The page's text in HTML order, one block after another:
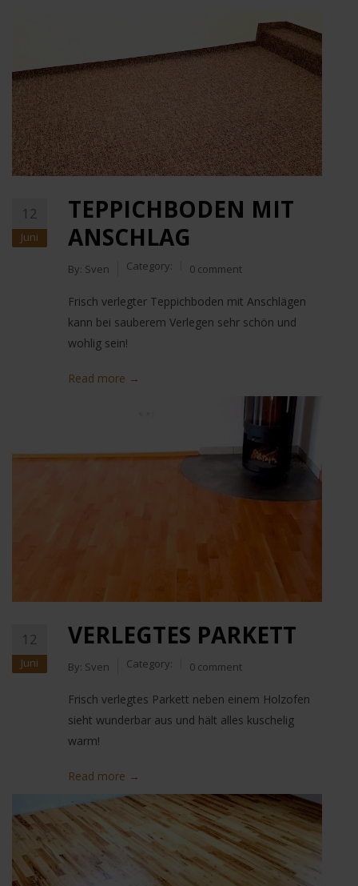
12
Juni
TEPPICHBODEN MIT
ANSCHLAG
By: Sven Category: 0 comment
Frisch verlegter Teppichboden mit Anschlägen
kann bei sauberem Verlegen sehr schön und
wohlig sein!
Read more →
12
Juni
VERLEGTES PARKETT
By: Sven Category: 0 comment
Frisch verlegtes Parkett neben einem Holzofen
sieht wunderbar aus und hält alles kuschelig
warm!
Read more →